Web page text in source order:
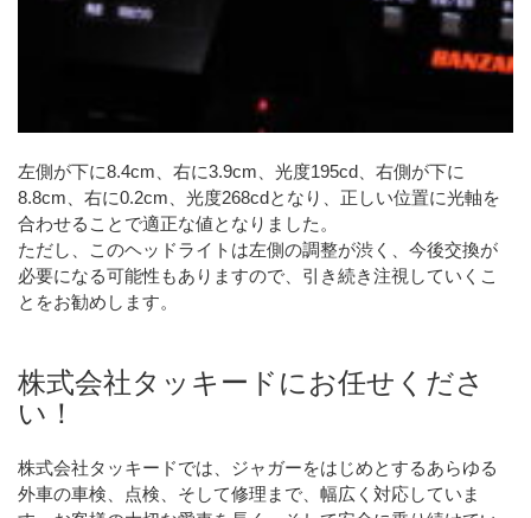
左側が下に8.4cm、右に3.9cm、光度195cd、右側が下に
8.8cm、右に0.2cm、光度268cdとなり、正しい位置に光軸を
合わせることで適正な値となりました。
ただし、このヘッドライトは左側の調整が渋く、今後交換が
必要になる可能性もありますので、引き続き注視していくこ
とをお勧めします。
株式会社タッキードにお任せくださ
い！
株式会社タッキードでは、ジャガーをはじめとするあらゆる
外車の車検、点検、そして修理まで、幅広く対応していま